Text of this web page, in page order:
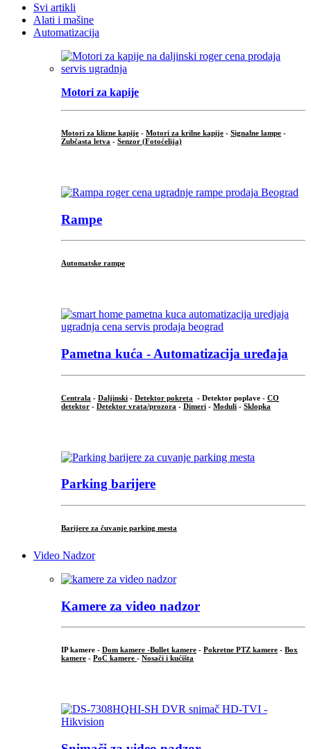
Svi artikli
Alati i mašine
Automatizacija
Motori za kapije
Motori za klizne kapije - Motori za krilne kapije - Signalne lampe -
Zubčasta letva - Senzor (Fotoćelija)
Rampe
Automatske rampe
Pametna kuća - Automatizacija uređaja
Centrala - Daljinski - Detektor pokreta - Detektor poplave - CO
detektor - Detektor vrata/prozora - Dimeri - Moduli - Sklopka
Parking barijere
Barijere za čuvanje parking mesta
Video Nadzor
Kamere za video nadzor
IP kamere - Dom kamere -Bullet kamere - Pokretne PTZ kamere - Box
kamere - PoC kamere - Nosači i kućišta